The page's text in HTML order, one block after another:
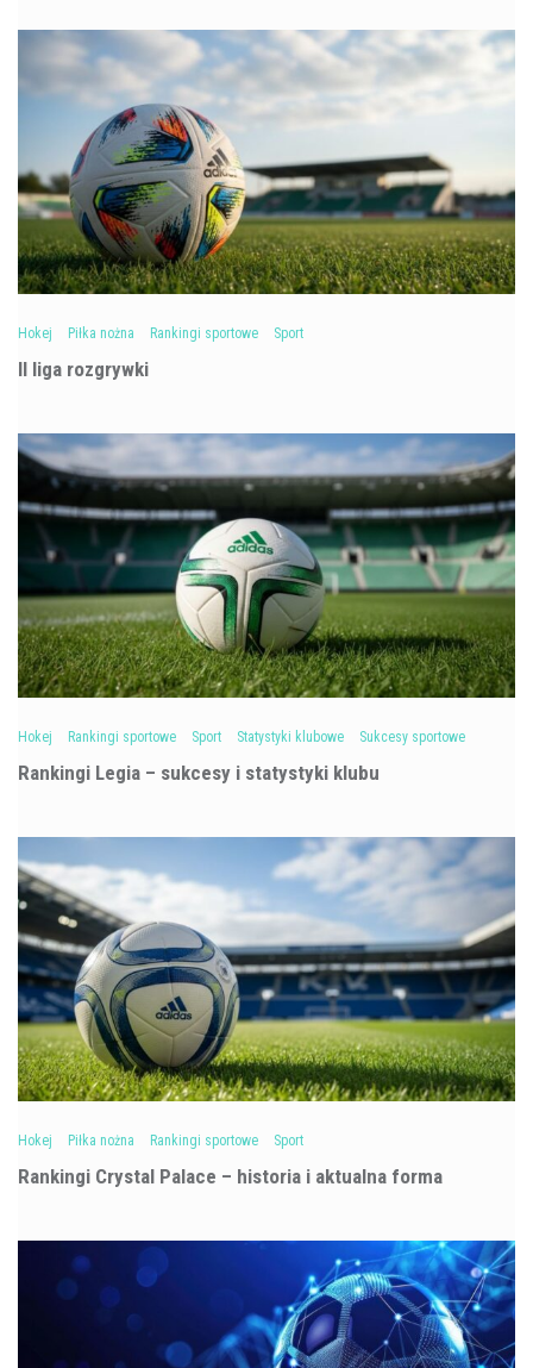
Hokej Piłka nożna Rankingi sportowe Sport
II liga rozgrywki
Hokej Rankingi sportowe Sport Statystyki klubowe Sukcesy sportowe
Rankingi Legia – sukcesy i statystyki klubu
Hokej Piłka nożna Rankingi sportowe Sport
Rankingi Crystal Palace – historia i aktualna forma